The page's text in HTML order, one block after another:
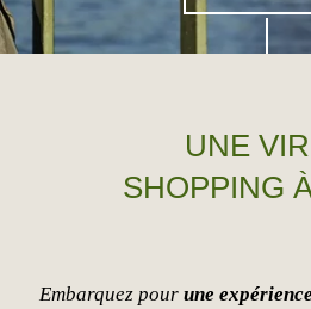
UNE
SHOPPING
Embarquez pour une